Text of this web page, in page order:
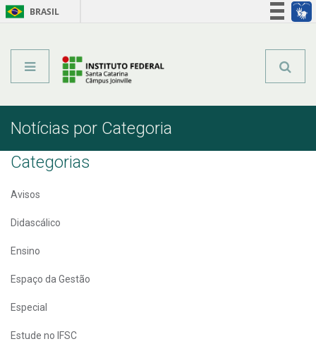
BRASIL
Notícias por Categoria
Categorias
Avisos
Didascálico
Ensino
Espaço da Gestão
Especial
Estude no IFSC